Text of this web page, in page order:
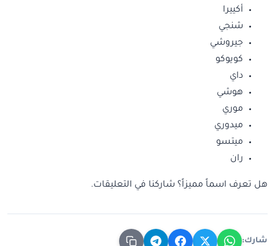
أكييرا
شنجي
جيروشي
كويوكو
داي
هوشي
موري
ميدوري
ميتسو
ران
هل تعرف اسماً مميزاً؟ شاركنا في التعليقات.
شارك: